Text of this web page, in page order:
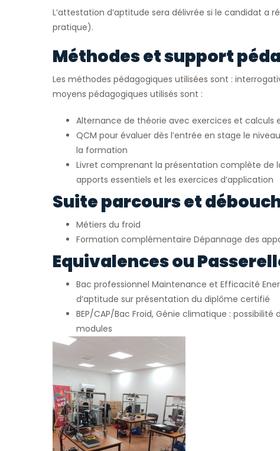
L’attestation d’aptitude sera délivrée si le candidat a
pratique).
Méthodes et support
Les méthodes pédagogiques utilisées sont :
moyens pédagogiques utilisés sont :
Alternance de théorie avec exercices et calculs
QCM pour évaluer dès l’entrée en stage le
la formation
Livret comprenant la présentation complète de
apports essentiels et les exercices d’application
Suite parcours et
Métiers du froid
Formation complémentaire Dépannage des
Equivalences ou
Bac professionnel Maintenance et Efficacité
d’aptitude sur présentation du diplôme certifié
BEP/CAP/Bac Froid, Génie climatique :
modules